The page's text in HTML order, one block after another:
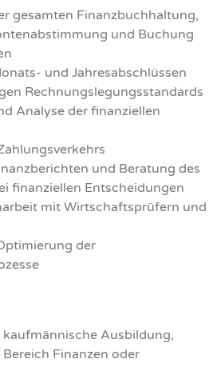
gesamten Finanzbuchhaltung,
und Buchung
und Jahresabschlüssen
Rechnungslegungsstandards
Analyse der finanziellen
und Beratung des
finanziellen Entscheidungen
mit Wirtschaftsprüfern und
der
Ausbildung,
Finanzen oder